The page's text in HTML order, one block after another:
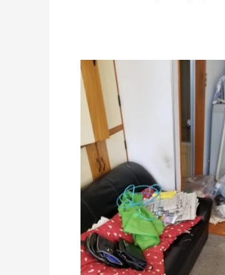
札
幌
市
厚
区
1DK
ア
ト
→
札